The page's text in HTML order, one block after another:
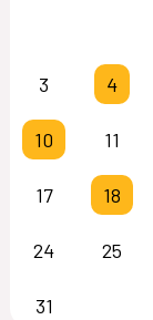
3 4
10 11
17 18
24 25
31